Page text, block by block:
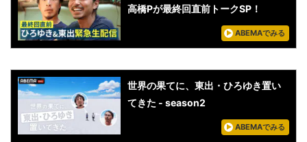
高橋Pが最終回直前トークSP！
ABEMAでみる
世界の果てに、東出・ひろゆき置い
てきた - season2
ABEMAでみる